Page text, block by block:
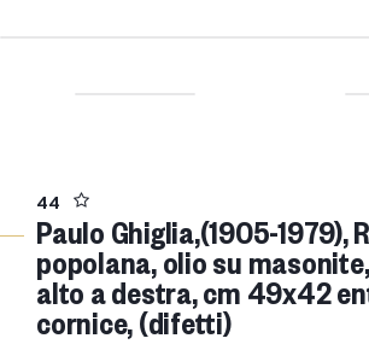
44
Paulo Ghiglia,(1905-1979),
popolana, olio su
alto a destra, cm 49x42
cornice, (difetti)